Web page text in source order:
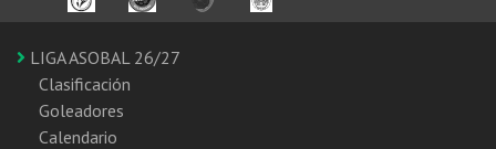
LIGA ASOBAL 26/27
Clasificación
Goleadores
Calendario